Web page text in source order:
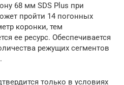
68 мм SDS Plus при
пройти 14 погонных
коронки, тем
ее ресурс. Обеспечивается
режущих сегментов
только в условиях